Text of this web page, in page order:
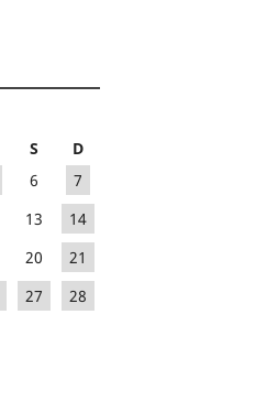
S
D
6
7
13
14
20
21
27
28